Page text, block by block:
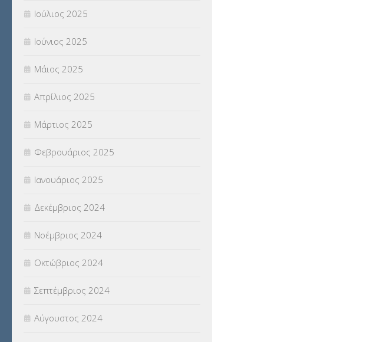
Ιούλιος 2025
Ιούνιος 2025
Μάιος 2025
Απρίλιος 2025
Μάρτιος 2025
Φεβρουάριος 2025
Ιανουάριος 2025
Δεκέμβριος 2024
Νοέμβριος 2024
Οκτώβριος 2024
Σεπτέμβριος 2024
Αύγουστος 2024